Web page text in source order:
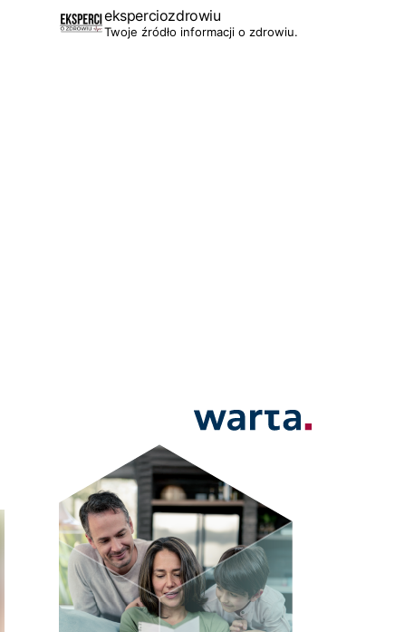
eksperciozdrowiu
Twoje źródło informacji o zdrowiu.